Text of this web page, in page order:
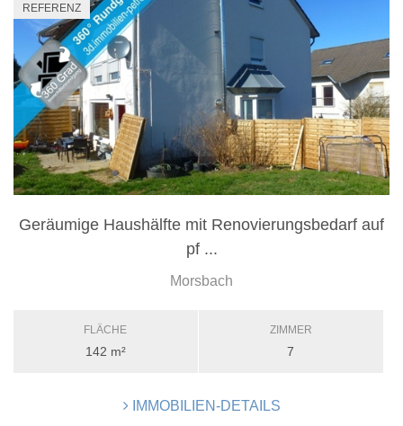
REFERENZ
Geräumige Haushälfte mit Renovierungsbedarf auf
pf ...
Morsbach
FLÄCHE
142 m²
ZIMMER
7
IMMOBILIEN-DETAILS